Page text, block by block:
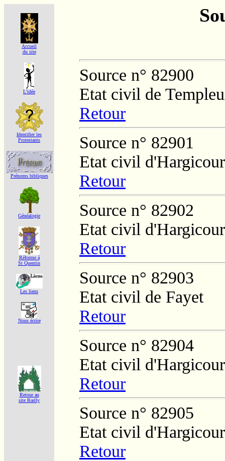
Accueil
du site
L'idée
Identifier les
Protestants
Prénoms bibliques
Généalogie
Réforme á
St Quentin
Les liens
Nous écrire
Retour au
site Rœlly
Source n° 82900
Etat civil de
Retour
Source n° 82901
Etat civil
Retour
Source n° 82902
Etat civil
Retour
Source n° 82903
Etat civil de Fayet
Retour
Source n° 82904
Etat civil
Retour
Source n° 82905
Etat civil
Retour